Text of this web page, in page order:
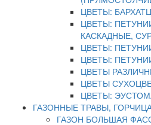
ЦВЕТЫ:
ЦВЕТЫ:
КАСКАДНЫЕ,
ЦВЕТЫ:
ЦВЕТЫ:
ЦВЕТЫ
ЦВЕТЫ
ЦВЕТЫ:
ГАЗОННЫЕ ТРАВЫ,
ГАЗОН БОЛЬШАЯ